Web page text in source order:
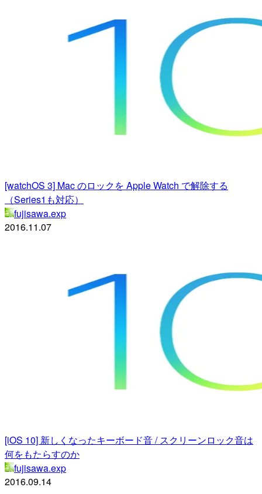
[watchOS 3] Mac のロックを Apple Watch で解除する
（Series1も対応）
fujisawa.exp
2016.11.07
[iOS 10] 新しくなったキーボード音 / スクリーンロック音は
何をもたらすのか
fujisawa.exp
2016.09.14